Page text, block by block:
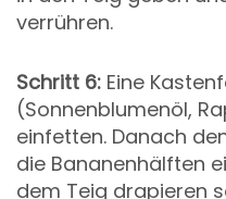
verrühren.
Schritt 6: Eine
(Sonnenblumenöl,
einfetten. Danach
die Bananenhälften
dem Teig drapieren